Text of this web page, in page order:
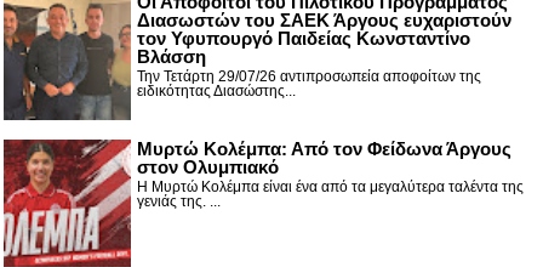
Διασωστών του ΣΑΕΚ Άργους ευχαριστούν
τον Υφυπουργό Παιδείας Κωνσταντίνο
Βλάσση
Την Τετάρτη 29/07/26 αντιπροσωπεία αποφοίτων της
ειδικότητας Διασώστης...
Μυρτώ Κολέμπα: Από τον Φείδωνα Άργους
στον Ολυμπιακό
Η Μυρτώ Κολέμπα είναι ένα από τα μεγαλύτερα ταλέντα της
γενιάς της. ...